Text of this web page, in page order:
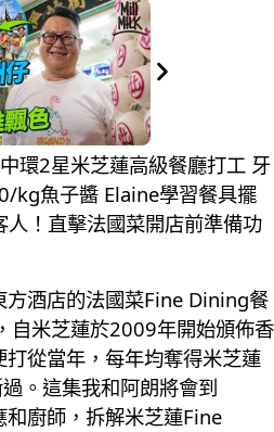
環2星米芝蓮高級餐廳打工 牙
kg魚子醬 Elaine學習餐具擺
！直擊法國菜開店前準備功
酒店的法國菜Fine Dining餐
自米芝蓮於2009年開始頒佈香
從當年，每年均奪得米芝蓮
。這集我和阿朗將會到
廚師，拆解米芝蓮Fine